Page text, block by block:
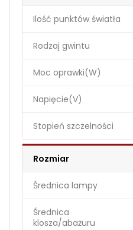
Ilość punktów światła
Rodzaj gwintu
Moc oprawki(W)
Napięcie(V)
Stopień szczelności
Rozmiar
Średnica lampy
Średnica
klosza/abażuru